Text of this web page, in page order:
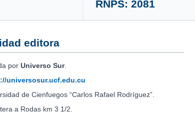
RNPS: 2081
editora
por Universo Sur.
universosur.ucf.edu.cu
de Cienfuegos “Carlos Rafael Rodríguez”.
a Rodas km 3 1/2.